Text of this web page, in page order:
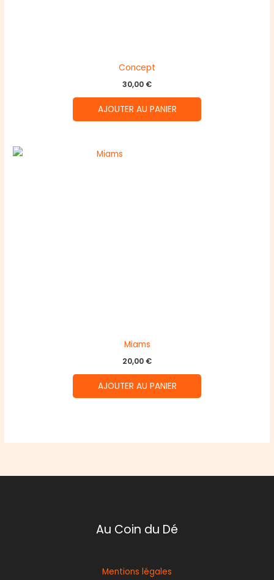
Concept
30,00 €
AJOUTER AU PANIER
Miams
20,00 €
AJOUTER AU PANIER
Au Coin du Dé
Mentions légales